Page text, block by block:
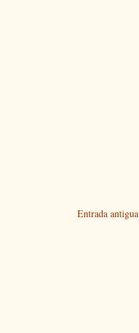
Entrada antigua